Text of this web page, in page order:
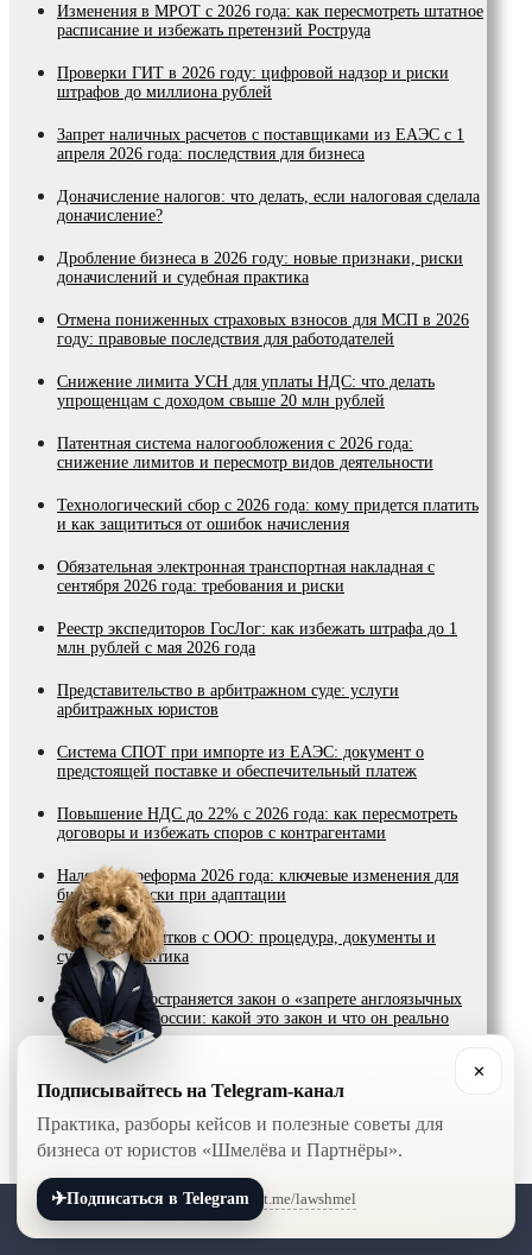
Изменения в МРОТ с 2026 года: как пересмотреть штатное
расписание и избежать претензий Роструда
Проверки ГИТ в 2026 году: цифровой надзор и риски
штрафов до миллиона рублей
Запрет наличных расчетов с поставщиками из ЕАЭС с 1
апреля 2026 года: последствия для бизнеса
Доначисление налогов: что делать, если налоговая сделала
доначисление?
Дробление бизнеса в 2026 году: новые признаки, риски
доначислений и судебная практика
Отмена пониженных страховых взносов для МСП в 2026
году: правовые последствия для работодателей
Снижение лимита УСН для уплаты НДС: что делать
упрощенцам с доходом свыше 20 млн рублей
Патентная система налогообложения с 2026 года:
снижение лимитов и пересмотр видов деятельности
Технологический сбор с 2026 года: кому придется платить
и как защититься от ошибок начисления
Обязательная электронная транспортная накладная с
сентября 2026 года: требования и риски
Реестр экспедиторов ГосЛог: как избежать штрафа до 1
млн рублей с мая 2026 года
Представительство в арбитражном суде: услуги
арбитражных юристов
Система СПОТ при импорте из ЕАЭС: документ о
предстоящей поставке и обеспечительный платеж
Повышение НДС до 22% с 2026 года: как пересмотреть
договоры и избежать споров с контрагентами
Налоговая реформа 2026 года: ключевые изменения для
бизнеса и риски при адаптации
Взыскание убытков с ООО: процедура, документы и
судебная практика
На что распространяется закон о «запрете англоязычных
названий» в России: какой это закон и что он реально
меняет
Регистрация доменов в зоне .ru, .рф и .su через Госуслуги
с 1 сентября 2026 года
Как на время приостановить предпринимательскую
деятельность, не закрывая фирму?
Уголовная ответственность в бизнесе: экономические
преступления и предотвращение коррупции
✕
Подписывайтесь на Telegram-канал
Практика, разборы кейсов и полезные советы для
бизнеса от юристов «Шмелёва и Партнёры».
✈Подписаться в Telegram t.me/lawshmel
+7 (800) 201-56-52 +7 (8452) 30-90-56